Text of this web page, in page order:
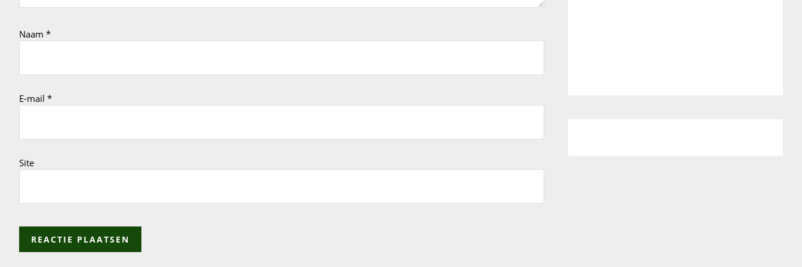
Naam *
E-mail *
Site